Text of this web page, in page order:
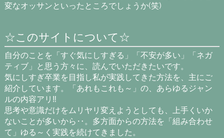
変なオッサンといったところでしょうか(笑)
☆このサイトについて☆
自分のことを「すぐ気にしすぎる」「不安が多い」「ネガ
ティブ」と思う方々に、読んでいただきたいです。
気にしすぎ卒業を目指し私が実践してきた方法を、主にご
紹介しています。「あれもこれも～」の、あらゆるジャン
ルの内容アリ‼
思考や意識だけをムリヤリ変えようとしても、上手くいか
ないことが多いから‥。多方面からの方法を「組み合わせ
て」ゆる～く実践を続けてきました。